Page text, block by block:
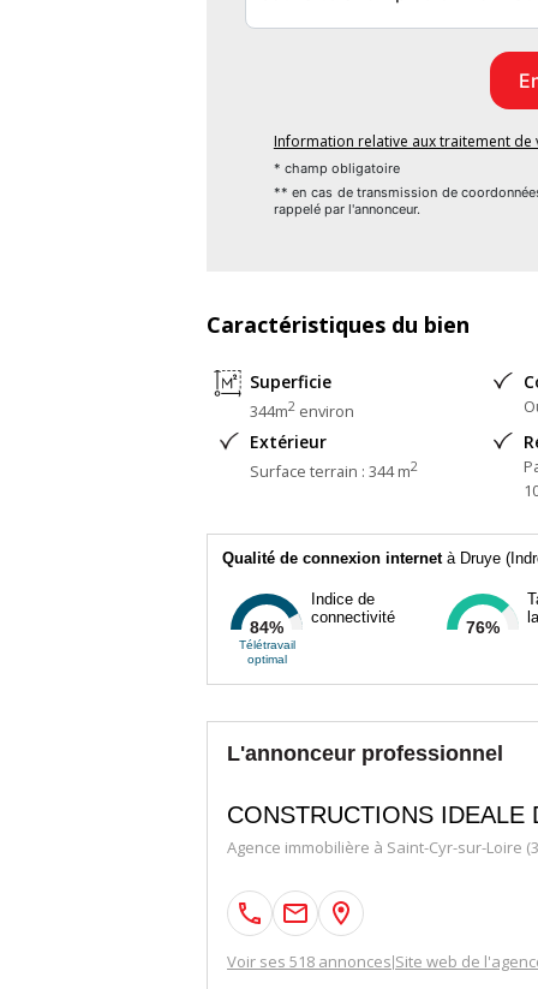
Information relative aux traitement de
* champ obligatoire
** en cas de transmission de
rappelé par l'annonceur.
Caractéristiques du bien
Superficie
344m2 environ
Extérieur
Surface terrain : 344 m2
Qualité de connexion internetà Druye
84%
Télétravail
optimal
Indice de
connectivité
76%
L'annonceur professionnel
CONSTRUCTIONS IDEALE
Agence immobilière à Saint-Cyr-sur-Loire
Voir ses 518 annonces|Site web de